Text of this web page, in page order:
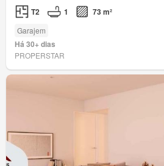
T2 1 73 m²
Garajem
Há 30+ dias
PROPERSTAR